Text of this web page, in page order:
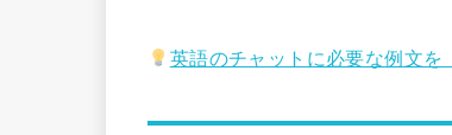
英語のチャットに必要な例文